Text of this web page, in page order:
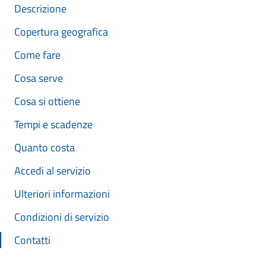
Descrizione
Copertura geografica
Come fare
Cosa serve
Cosa si ottiene
Tempi e scadenze
Quanto costa
Accedi al servizio
Ulteriori informazioni
Condizioni di servizio
Contatti